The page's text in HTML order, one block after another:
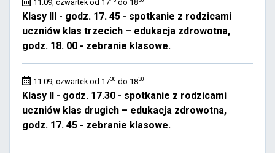
11.09, czwartek od 17 do 18
Klasy III - godz. 17. 45 - spotkanie z rodzicami
uczniów klas trzecich – edukacja zdrowotna,
godz. 18. 00 - zebranie klasowe.
11.09, czwartek od 1730 do 1830
Klasy II - godz. 17.30 - spotkanie z rodzicami
uczniów klas drugich – edukacja zdrowotna,
godz. 17. 45 - zebranie klasowe.